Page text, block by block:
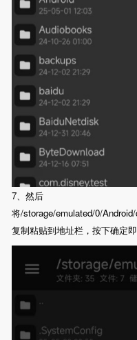
7、然后
将/storage/emulated/0/
复制粘贴到地址栏，按下确定